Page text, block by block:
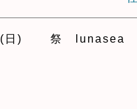
日) 祭 lunasea